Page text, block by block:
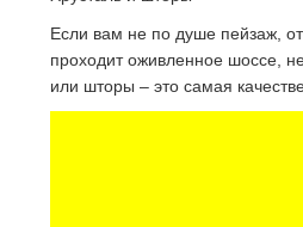
Если вам не по душе пейзаж,
проходит оживленное шоссе,
или шторы – это самая